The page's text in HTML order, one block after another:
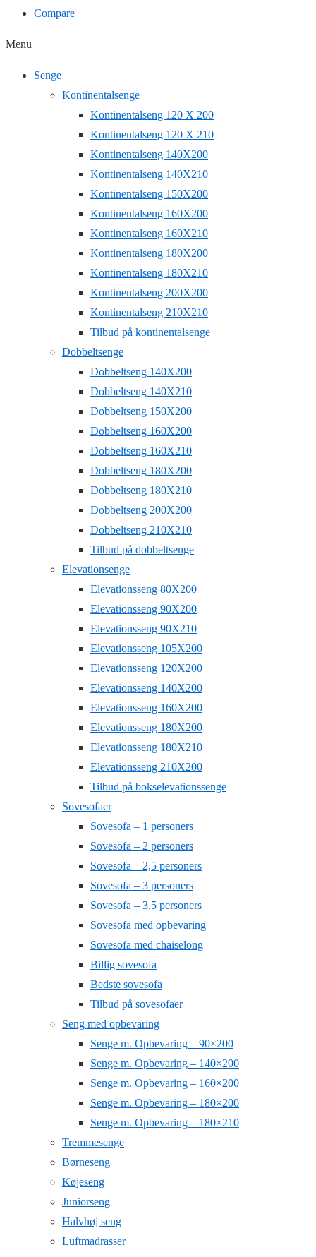
Compare
Menu
Senge
Kontinentalsenge
Kontinentalseng 120 X 200
Kontinentalseng 120 X 210
Kontinentalseng 140X200
Kontinentalseng 140X210
Kontinentalseng 150X200
Kontinentalseng 160X200
Kontinentalseng 160X210
Kontinentalseng 180X200
Kontinentalseng 180X210
Kontinentalseng 200X200
Kontinentalseng 210X210
Tilbud på kontinentalsenge
Dobbeltsenge
Dobbeltseng 140X200
Dobbeltseng 140X210
Dobbeltseng 150X200
Dobbeltseng 160X200
Dobbeltseng 160X210
Dobbeltseng 180X200
Dobbeltseng 180X210
Dobbeltseng 200X200
Dobbeltseng 210X210
Tilbud på dobbeltsenge
Elevationsenge
Elevationsseng 80X200
Elevationsseng 90X200
Elevationsseng 90X210
Elevationsseng 105X200
Elevationsseng 120X200
Elevationsseng 140X200
Elevationsseng 160X200
Elevationsseng 180X200
Elevationsseng 180X210
Elevationsseng 210X200
Tilbud på bokselevationssenge
Sovesofaer
Sovesofa – 1 personers
Sovesofa – 2 personers
Sovesofa – 2,5 personers
Sovesofa – 3 personers
Sovesofa – 3,5 personers
Sovesofa med opbevaring
Sovesofa med chaiselong
Billig sovesofa
Bedste sovesofa
Tilbud på sovesofaer
Seng med opbevaring
Senge m. Opbevaring – 90×200
Senge m. Opbevaring – 140×200
Senge m. Opbevaring – 160×200
Senge m. Opbevaring – 180×200
Senge m. Opbevaring – 180×210
Tremmesenge
Børneseng
Køjeseng
Juniorseng
Halvhøj seng
Luftmadrasser